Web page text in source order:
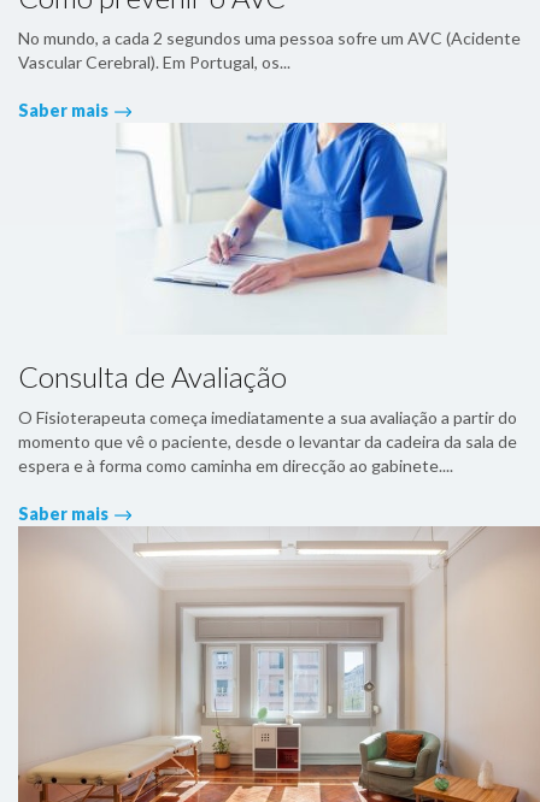
No mundo, a cada 2 segundos uma pessoa sofre um AVC (Acidente
Vascular Cerebral). Em Portugal, os...
Saber mais
Consulta de Avaliação
O Fisioterapeuta começa imediatamente a sua avaliação a partir do
momento que vê o paciente, desde o levantar da cadeira da sala de
espera e à forma como caminha em direcção ao gabinete....
Saber mais